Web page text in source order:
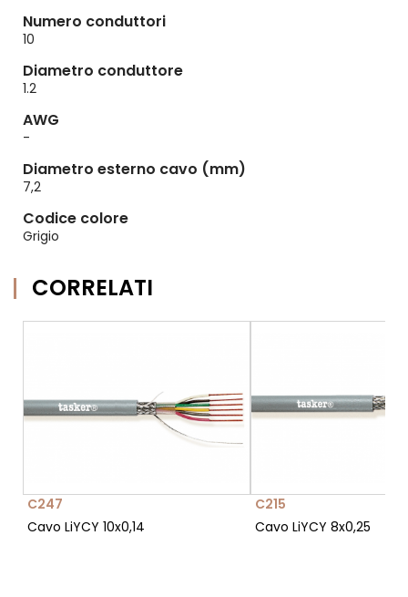
Numero conduttori
10
Diametro conduttore
1.2
AWG
-
Diametro esterno cavo (mm)
7,2
Codice colore
Grigio
CORRELATI
C247
Cavo LiYCY 10x0,14
C215
Cavo LiYCY 8x0,25